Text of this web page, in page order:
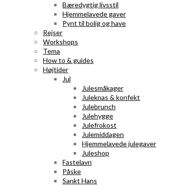
Bæredygtig livsstil
Hjemmelavede gaver
Pynt til bolig og have
Rejser
Workshops
Tema
How to & guides
Højtider
Jul
Julesmåkager
Juleknas & konfekt
Julebrunch
Julehygge
Julefrokost
Julemiddagen
Hjemmelavede julegaver
Juleshop
Fastelavn
Påske
Sankt Hans